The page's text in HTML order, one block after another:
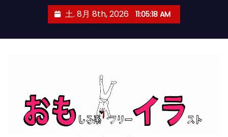
土. 8月 8th, 2026 11:05:18 AM